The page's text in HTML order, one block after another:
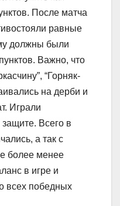
После матча
равные
должны были
Важно, что
“Горняк-
на дерби и
Играли
Всего в
а так с
более менее
в игре и
всех победных